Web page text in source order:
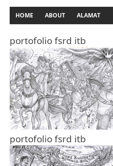
HOME ABOUT ALAMAT
portofolio fsrd itb
portofolio fsrd itb